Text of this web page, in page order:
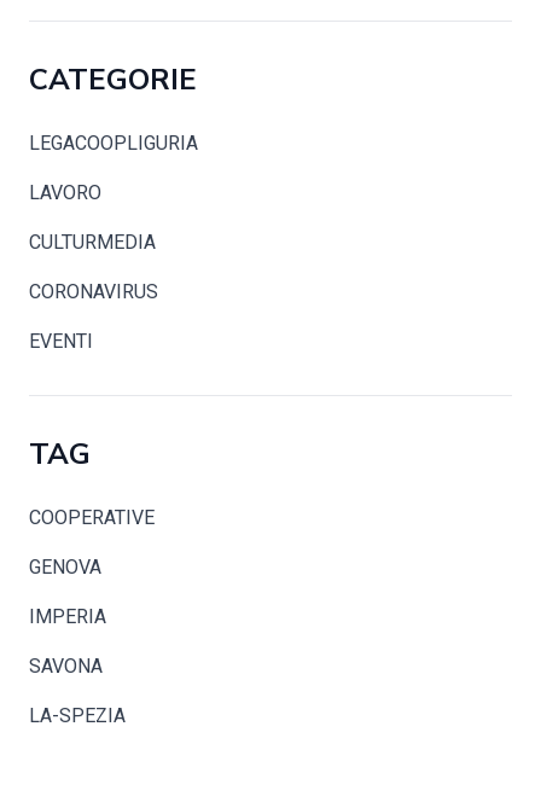
CATEGORIE
LEGACOOPLIGURIA
LAVORO
CULTURMEDIA
CORONAVIRUS
EVENTI
TAG
COOPERATIVE
GENOVA
IMPERIA
SAVONA
LA-SPEZIA